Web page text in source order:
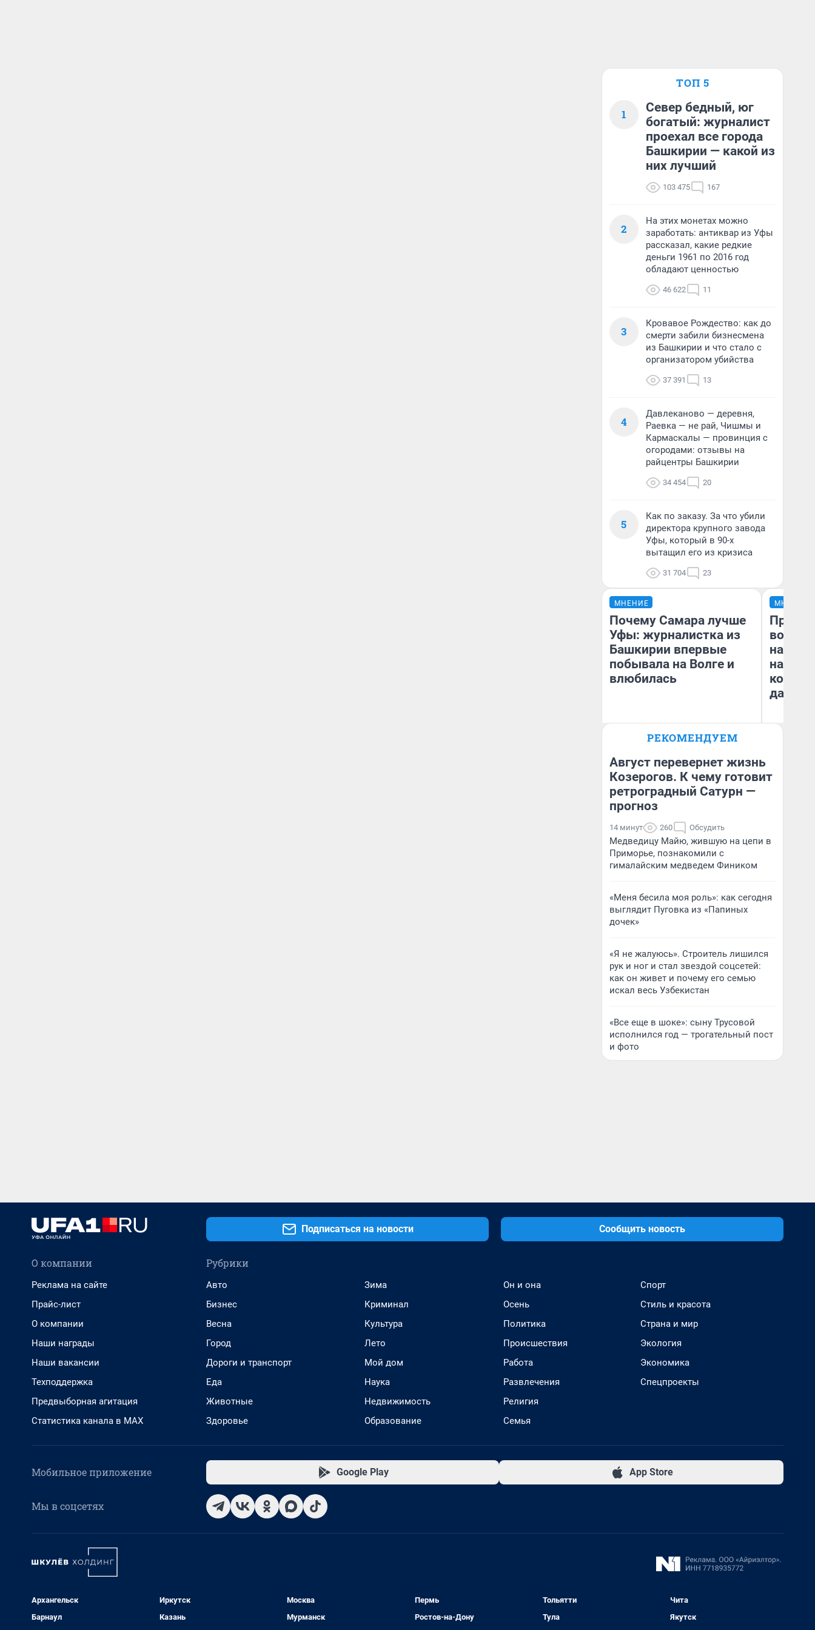
ТОП 5
1
Север бедный, юг
богатый: журналист
проехал все города
Башкирии — какой из
них лучший
103 475 167
2
На этих монетах можно
заработать: антиквар из Уфы
рассказал, какие редкие
деньги 1961 по 2016 год
обладают ценностью
46 622 11
3
Кровавое Рождество: как до
смерти забили бизнесмена
из Башкирии и что стало с
организатором убийства
37 391 13
4
Давлеканово — деревня,
Раевка — не рай, Чишмы и
Кармаскалы — провинция с
огородами: отзывы на
райцентры Башкирии
34 454 20
5
Как по заказу. За что убили
директора крупного завода
Уфы, который в 90-х
вытащил его из кризиса
31 704 23
МНЕНИЕ
Почему Самара лучше
Уфы: журналистка из
Башкирии впервые
побывала на Волге и
влюбилась
Назифа Нурмухаметова
МНЕНИЕ
нам
даже
РЕКОМЕНДУЕМ
Август перевернет жизнь
Козерогов. К чему готовит
ретроградный Сатурн —
прогноз
14 минут 260 Обсудить
Медведицу Майю, жившую на цепи в
Приморье, познакомили с
гималайским медведем Фиником
«Меня бесила моя роль»: как сегодня
выглядит Пуговка из «Папиных
дочек»
«Я не жалуюсь». Строитель лишился
рук и ног и стал звездой соцсетей:
как он живет и почему его семью
искал весь Узбекистан
«Все еще в шоке»: сыну Трусовой
исполнился год — трогательный пост
и фото
Подписаться на новости Сообщить новость
О компании
Реклама на сайте
Прайс-лист
О компании
Наши награды
Наши вакансии
Техподдержка
Предвыборная агитация
Статистика канала в MAX
Рубрики
Авто
Бизнес
Весна
Город
Дороги и транспорт
Еда
Животные
Здоровье
Зима
Криминал
Культура
Лето
Мой дом
Наука
Недвижимость
Образование
Он и она
Осень
Политика
Происшествия
Работа
Развлечения
Религия
Семья
Спорт
Стиль и красота
Страна и мир
Экология
Экономика
Спецпроекты
Мобильное приложение Google Play App Store
Мы в соцсетях
Архангельск
Барнаул
Иркутск
Казань
Москва
Мурманск
Пермь
Ростов-на-Дону
Тольятти
Тула
Чита
Якутск